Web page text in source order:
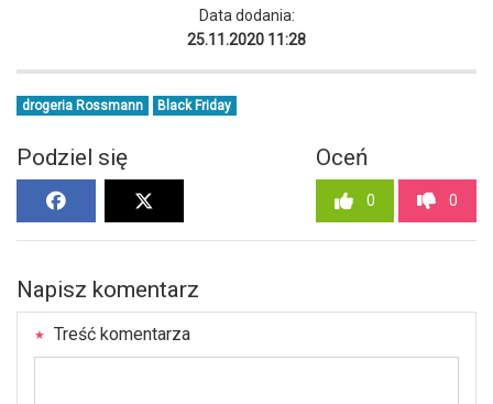
Data dodania:
25.11.2020 11:28
drogeria Rossmann Black Friday
Podziel się Oceń
0 0
Napisz komentarz
Treść komentarza